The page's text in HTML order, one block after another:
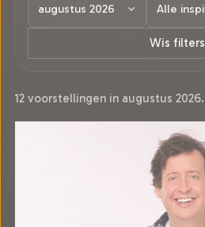
Wis filters
12 voorstellingen in augustus 2026.